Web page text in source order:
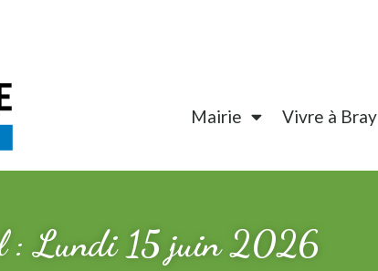
Mairie Vivre à Bray
: Lundi 15 juin 2026